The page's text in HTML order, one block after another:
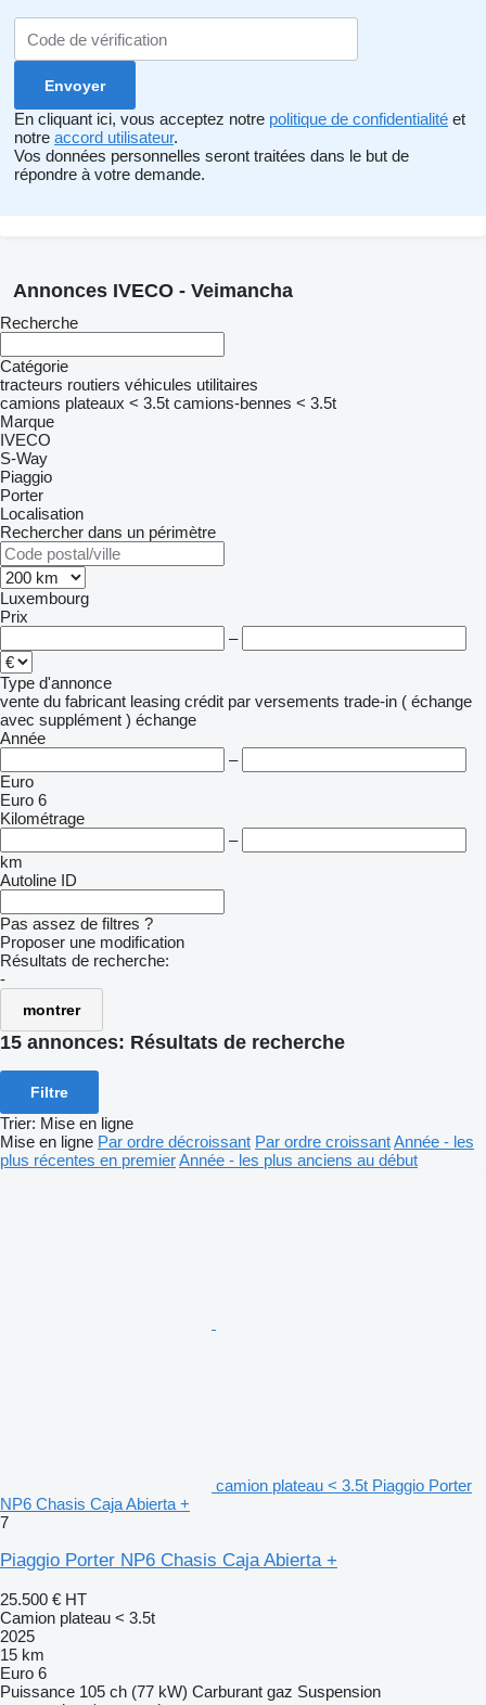
En cliquant ici, vous acceptez notre politique de confidentialité et
notre accord utilisateur.
Vos données personnelles seront traitées dans le but de
répondre à votre demande.
Annonces IVECO - Veimancha
Recherche
Catégorie
tracteurs routiers véhicules utilitaires
camions plateaux < 3.5t camions-bennes < 3.5t
Marque
IVECO
S-Way
Piaggio
Porter
Localisation
Rechercher dans un périmètre
Luxembourg
Prix
–
Type d'annonce
vente du fabricant leasing crédit par versements trade-in ( échange
avec supplément ) échange
Année
–
Euro
Euro 6
Kilométrage
–
km
Autoline ID
Pas assez de filtres ?
Proposer une modification
Résultats de recherche:
-
montrer
15 annonces: Résultats de recherche
Filtre
Trier: Mise en ligne
Mise en ligne Par ordre décroissant Par ordre croissantAnnée - les
plus récentes en premierAnnée - les plus anciens au début
camion plateau < 3.5t Piaggio Porter
NP6 Chasis Caja Abierta +
7
Piaggio Porter NP6 Chasis Caja Abierta +
25.500 € HT
Camion plateau < 3.5t
2025
15 km
Euro 6
Puissance 105 ch (77 kW) Carburant gaz Suspension